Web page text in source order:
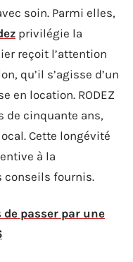
soin. Parmi elles,
privilégie la
reçoit l’attention
qu’il s’agisse d’un
en location. RODEZ
de cinquante ans,
Cette longévité
à la
conseils fournis.
de passer par une